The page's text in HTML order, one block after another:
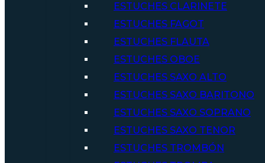
ESTUCHES CLARINETE
ESTUCHES FAGOT
ESTUCHES FLAUTA
ESTUCHES OBOE
ESTUCHES SAXO ALTO
ESTUCHES SAXO BARITONO
ESTUCHES SAXO SOPRANO
ESTUCHES SAXO TENOR
ESTUCHES TROMBÓN